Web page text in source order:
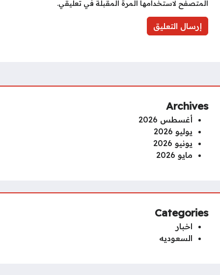
المتصفح لاستخدامها المرة المقبلة في تعليقي.
Archives
أغسطس 2026
يوليو 2026
يونيو 2026
مايو 2026
Categories
اخبار
السعوديه